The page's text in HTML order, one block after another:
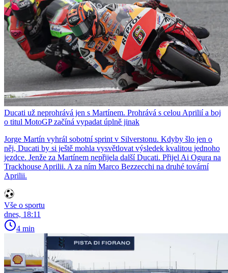
Ducati už neprohrává jen s Martínem. Prohrává s celou Aprilií a boj
o titul MotoGP začíná vypadat úplně jinak
Jorge Martín vyhrál sobotní sprint v Silverstonu. Kdyby šlo jen o
něj, Ducati by si ještě mohla vysvětlovat výsledek kvalitou jednoho
jezdce. Jenže za Martínem nepřijela další Ducati. Přijel Ai Ogura na
Trackhouse Aprilii. A za ním Marco Bezzecchi na druhé tovární
Aprilii.
Vše o sportu
dnes, 18:11
4 min